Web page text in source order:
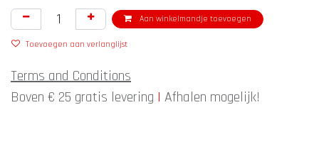
Aan winkelmandje toevoegen
Toevoegen aan verlanglijst
Terms and Conditions
Boven € 25 gratis levering | Afhalen mogelijk!